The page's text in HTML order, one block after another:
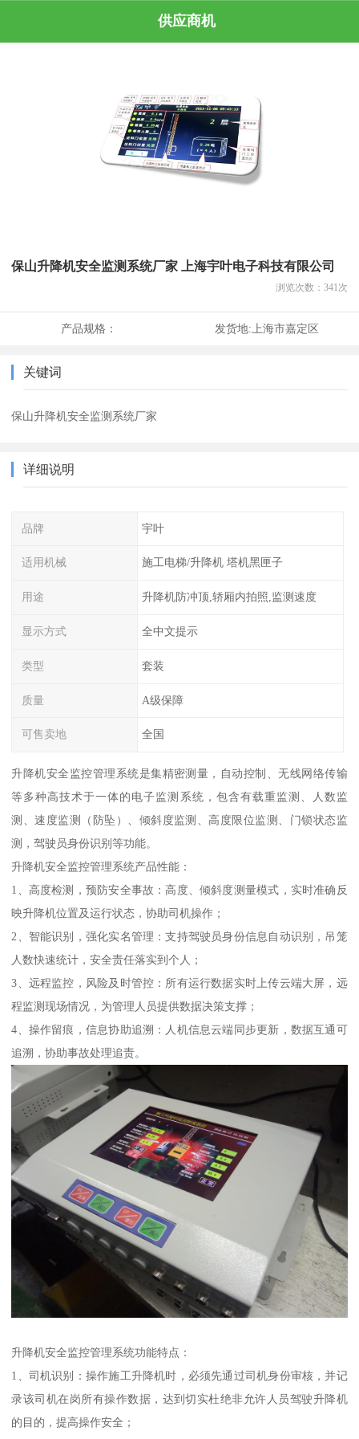
供应商机
保山升降机安全监测系统厂家 上海宇叶电子科技有限公司
浏览次数： 341 次
产品规格： 发货地:上海市嘉定区
关键词
保山升降机安全监测系统厂家
详细说明
品牌 宇叶
适用机械 施工电梯/升降机 塔机黑匣子
用途 升降机防冲顶,轿厢内拍照,监测速度
显示方式 全中文提示
类型 套装
质量 A级保障
可售卖地 全国
升降机安全监控管理系统是集精密测量，自动控制、无线网络传输
等多种高技术于一体的电子监测系统，包含有载重监测、人数监
测、速度监测（防坠）、倾斜度监测、高度限位监测、门锁状态监
测，驾驶员身份识别等功能。
升降机安全监控管理系统产品性能：
1、高度检测，预防安全事故：高度、倾斜度测量模式，实时准确反
映升降机位置及运行状态，协助司机操作；
2、智能识别，强化实名管理：支持驾驶员身份信息自动识别，吊笼
人数快速统计，安全责任落实到个人；
3、远程监控，风险及时管控：所有运行数据实时上传云端大屏，远
程监测现场情况，为管理人员提供数据决策支撑；
4、操作留痕，信息协助追溯：人机信息云端同步更新，数据互通可
追溯，协助事故处理追责。
升降机安全监控管理系统功能特点：
1、司机识别：操作施工升降机时，必须先通过司机身份审核，并记
录该司机在岗所有操作数据，达到切实杜绝非允许人员驾驶升降机
的目的，提高操作安全；